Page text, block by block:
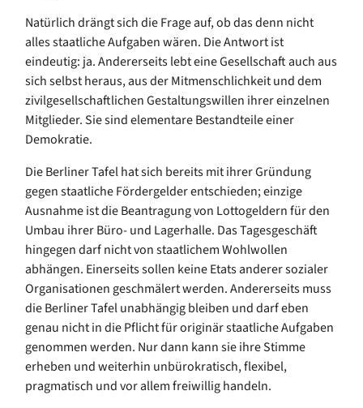
Natürlich drängt sich die Frage auf, ob das denn nicht
alles staatliche Aufgaben wären. Die Antwort ist
eindeutig: ja. Andererseits lebt eine Gesellschaft auch aus
sich selbst heraus, aus der Mitmenschlichkeit und dem
zivilgesellschaftlichen Gestaltungswillen ihrer einzelnen
Mitglieder. Sie sind elementare Bestandteile einer
Demokratie.
Die Berliner Tafel hat sich bereits mit ihrer Gründung
gegen staatliche Fördergelder entschieden; einzige
Ausnahme ist die Beantragung von Lottogeldern für den
Umbau ihrer Büro- und Lagerhalle. Das Tagesgeschäft
hingegen darf nicht von staatlichem Wohlwollen
abhängen. Einerseits sollen keine Etats anderer sozialer
Organisationen geschmälert werden. Andererseits muss
die Berliner Tafel unabhängig bleiben und darf eben
genau nicht in die Pflicht für originär staatliche Aufgaben
genommen werden. Nur dann kann sie ihre Stimme
erheben und weiterhin unbürokratisch, flexibel,
pragmatisch und vor allem freiwillig handeln.